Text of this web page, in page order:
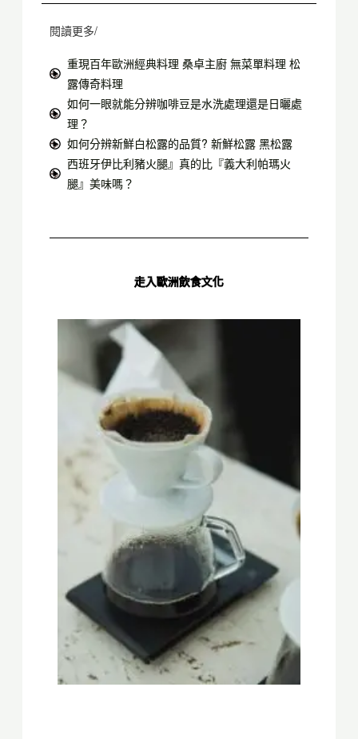
閱讀更多/
重現百年歐洲經典料理 桑卓主廚 無菜單料理 松
露傳奇料理
如何一眼就能分辨咖啡豆是水洗處理還是日曬處
理？
如何分辨新鮮白松露的品質? 新鮮松露 黑松露
西班牙伊比利豬火腿』真的比『義大利帕瑪火
腿』美味嗎？
走入歐洲飲食文化